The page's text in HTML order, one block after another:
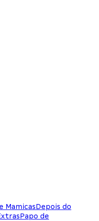
MamicasDepois do
Papo de